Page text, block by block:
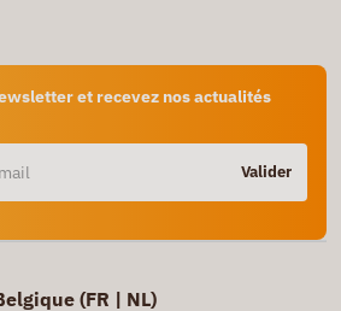
et recevez nos actualités
Valider
(FR | NL)